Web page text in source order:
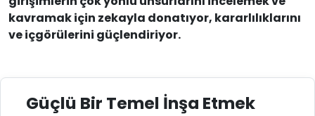
kavramak için zekayla donatıyor, kararlılıklarını
ve içgörülerini güçlendiriyor.
Güçlü Bir Temel İnşa Etmek